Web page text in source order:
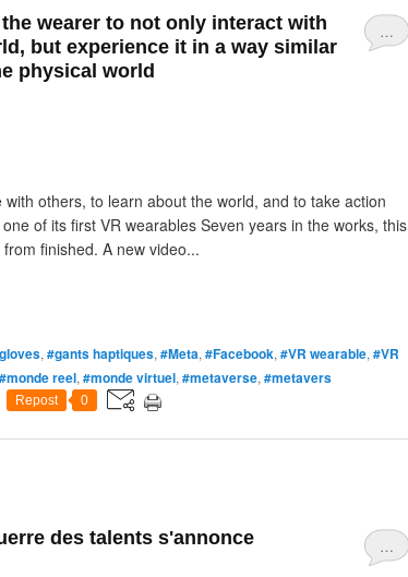
…
wearer to not only interact with
but experience it in a way similar
physical world
others, to learn about the world, and to take action
of its first VR wearables Seven years in the works, this
finished. A new video...
, #gants haptiques, #Meta, #Facebook, #VR wearable, #VR
#monde reel, #monde virtuel, #metaverse, #metavers
Repost 0
…
des talents s'annonce